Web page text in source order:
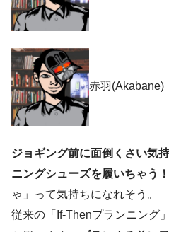
赤羽(Akabane)
ジョギング前に面倒くさい気
ニングシューズを履いちゃう！
ゃ」って気持ちになれそう。
従来の「If-Thenプランニング